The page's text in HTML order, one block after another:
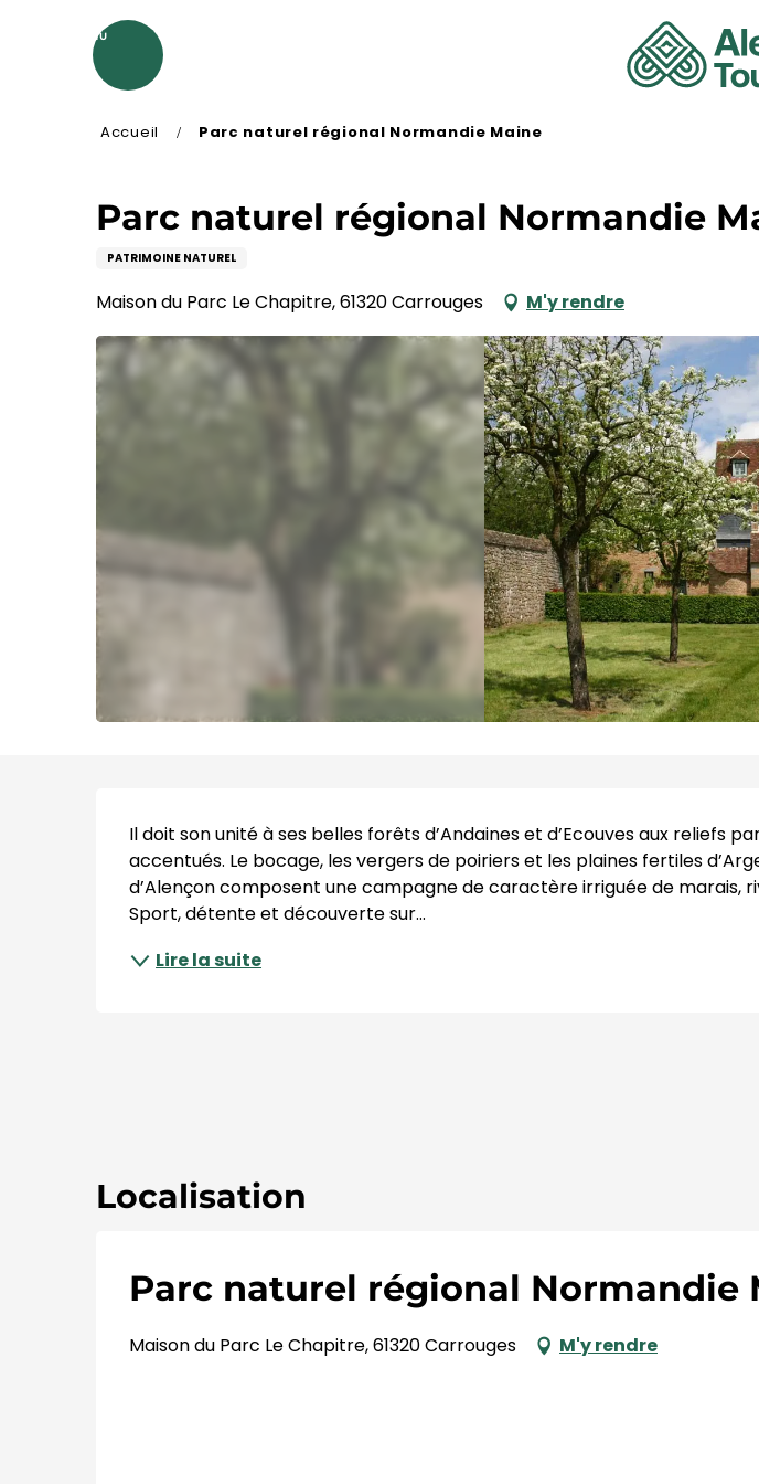
MENU
Accueil Parc naturel régional Normandie Maine
Parc naturel régional Normandie
PATRIMOINE NATUREL
Maison du Parc Le Chapitre, 61320 Carrouges M'y rendre
Description
Il doit son unité à ses belles forêts d’Andaines et d’Ecouves aux reliefs
accentués. Le bocage, les vergers de poiriers et les plaines fertiles
d’Alençon composent une campagne de caractère irriguée de marais,
Sport, détente et découverte sur...
Lire la suite
Localisation
Parc naturel régional Normandie
Maison du Parc Le Chapitre, 61320 Carrouges M'y rendre